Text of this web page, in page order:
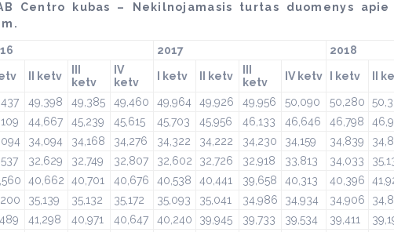
Centro kubas – Nekilnojamasis turtas duomenys apie
2017 2018
II ketv
ketv
IV
ketv
I ketv II ketv
ketv
IV ketv I ketv II
49,398 49,385 49,460 49,964 49,926 49,956 50,090 50,280
44,667 45,239 45,615 45,703 45,956 46,133 46,646 46,798
34,094 34,168 34,276 34,322 34,222 34,230 34,159 34,839
32,629 32,749 32,807 32,602 32,726 32,918 33,813 34,033
40,662 40,701 40,676 40,538 40,441 39,658 40,313 40,396
35,139 35,132 35,172 35,093 35,041 34,986 34,934 34,906
41,298 40,971 40,647 40,240 39,945 39,733 39,534 39,411